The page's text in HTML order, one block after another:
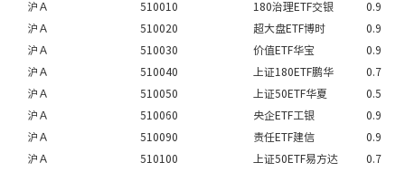
沪Ａ
510010 180治理ETF交银
0.9
沪Ａ
510020 超大盘ETF博时
0.9
沪Ａ
510030 价值ETF华宝
0.9
沪Ａ
510040 上证180ETF鹏华
0.7
沪Ａ
510050 上证50ETF华夏
0.5
沪Ａ
510060 央企ETF工银
0.9
沪Ａ
510090 责任ETF建信
0.9
沪Ａ
510100 上证50ETF易方达
0.7